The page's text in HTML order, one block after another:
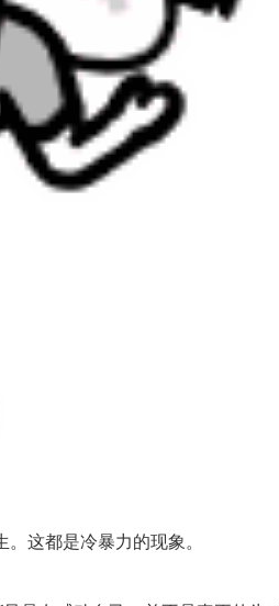
这都是冷暴力的现象。